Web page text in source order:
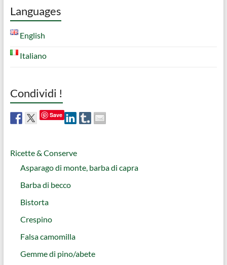
Languages
English
Italiano
Condividi !
Save
Ricette & Conserve
Asparago di monte, barba di capra
Barba di becco
Bistorta
Crespino
Falsa camomilla
Gemme di pino/abete